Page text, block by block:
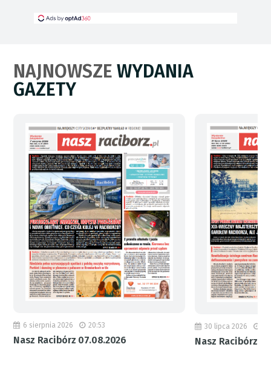
NAJNOWSZEWYDANIA
GAZETY
6 sierpnia 2026 20:53
Nasz Racibórz 07.08.2026
30 lipca 2026
Nasz Racibórz